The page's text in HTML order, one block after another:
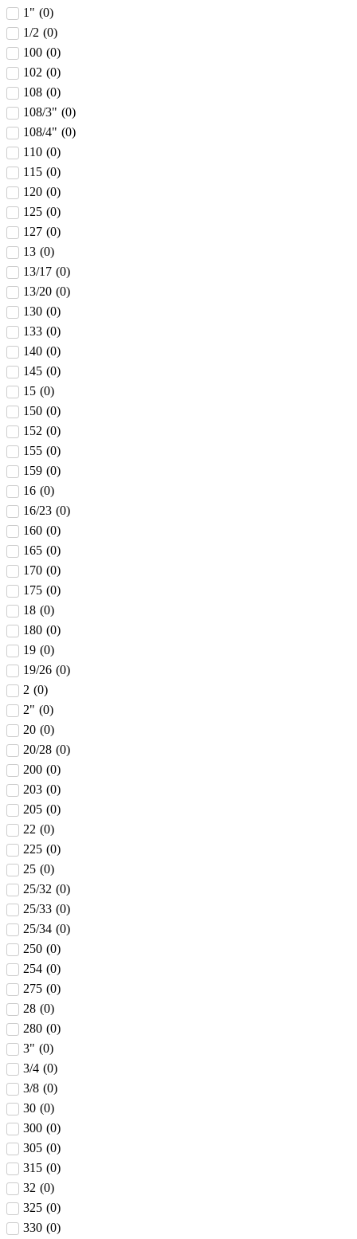
1" (0)
1/2 (0)
100 (0)
102 (0)
108 (0)
108/3" (0)
108/4" (0)
110 (0)
115 (0)
120 (0)
125 (0)
127 (0)
13 (0)
13/17 (0)
13/20 (0)
130 (0)
133 (0)
140 (0)
145 (0)
15 (0)
150 (0)
152 (0)
155 (0)
159 (0)
16 (0)
16/23 (0)
160 (0)
165 (0)
170 (0)
175 (0)
18 (0)
180 (0)
19 (0)
19/26 (0)
2 (0)
2" (0)
20 (0)
20/28 (0)
200 (0)
203 (0)
205 (0)
22 (0)
225 (0)
25 (0)
25/32 (0)
25/33 (0)
25/34 (0)
250 (0)
254 (0)
275 (0)
28 (0)
280 (0)
3" (0)
3/4 (0)
3/8 (0)
30 (0)
300 (0)
305 (0)
315 (0)
32 (0)
325 (0)
330 (0)